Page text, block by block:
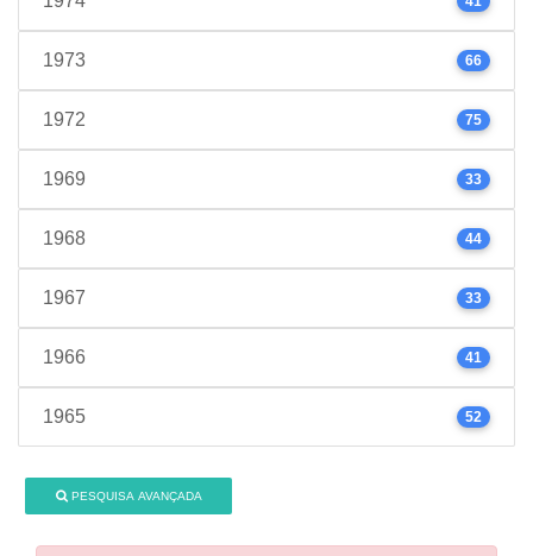
1973 66
1972 75
1969 33
1968 44
1967 33
1966 41
1965 52
PESQUISA AVANÇADA